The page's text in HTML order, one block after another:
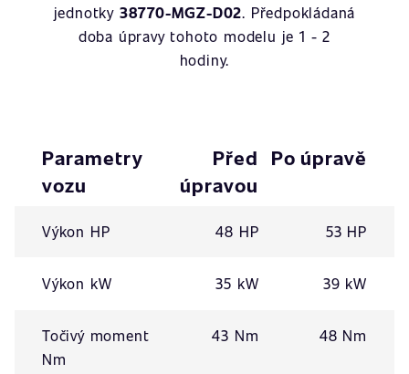
jednotky 38770-MGZ-D02. Předpokládaná
doba úpravy tohoto modelu je 1 - 2
hodiny.
Parametry
vozu
Před
úpravou
Po úpravě
Výkon HP 48 HP 53 HP
Výkon kW 35 kW 39 kW
Točivý moment
Nm
43 Nm 48 Nm